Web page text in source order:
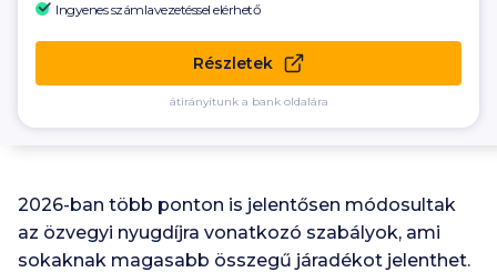
Ingyenes számlavezetéssel elérhető
Részletek
átirányítunk a bank oldalára
2026-ban több ponton is jelentősen módosultak
az özvegyi nyugdíjra vonatkozó szabályok, ami
sokaknak magasabb összegű járadékot jelenthet.